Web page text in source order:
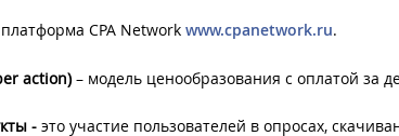
платформа CPA Network www.cpanetwork.ru.
action)– модель ценообразования c оплатой за
- это участие пользователей в опросах,